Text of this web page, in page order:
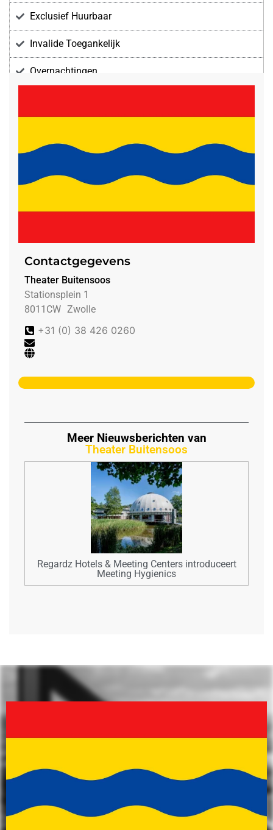
Exclusief Huurbaar
Invalide Toegankelijk
Overnachtingen
Contactgegevens
Theater Buitensoos
Stationsplein 1
8011CW Zwolle
+31 (0) 38 426 0260
Meer Nieuwsberichten van
Theater Buitensoos
Regardz Hotels & Meeting Centers introduceert
Meeting Hygienics